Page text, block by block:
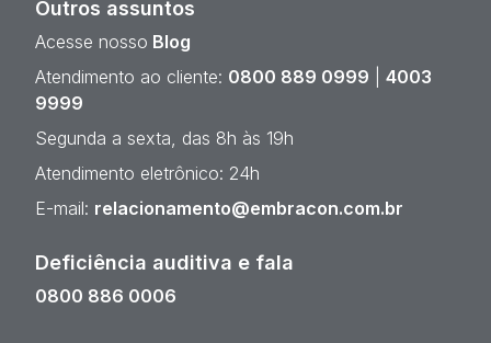
Outros assuntos
Acesse nosso Blog
Atendimento ao cliente: 0800 889 0999
4003
9999
Segunda a sexta, das 8h às 19h
Atendimento eletrônico: 24h
E-mail: relacionamento@embracon.com.br
Deficiência auditiva e fala
0800 886 0006